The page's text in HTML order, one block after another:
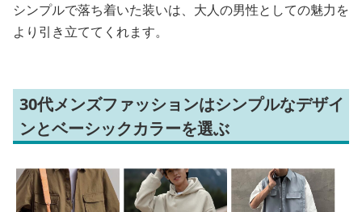
シンプルで落ち着いた装いは、大人の男性としての魅力を
より引き立ててくれます。
30代メンズファッションはシンプルなデザイ
ンとベーシックカラーを選ぶ